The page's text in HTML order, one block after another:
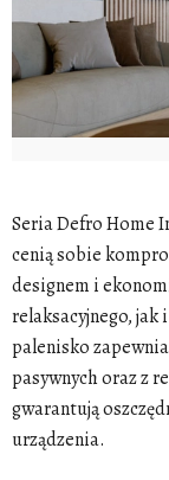
Seria Defro Home
cenią sobie
designem i
relaksacyjnego, jak
palenisko
pasywnych oraz z
gwarantują
urządzenia.